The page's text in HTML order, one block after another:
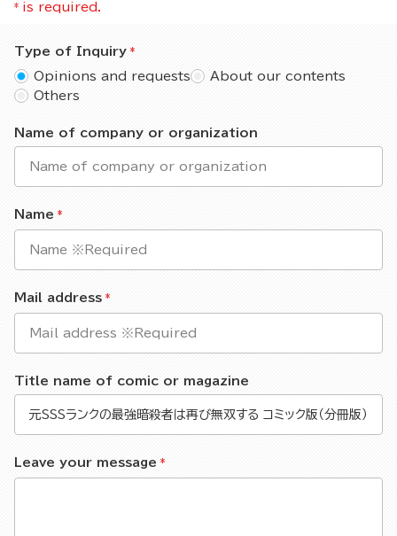
* is required.
Type of Inquiry
Opinions and requests
About our contents
Others
Name of company or organization
Name
Mail address
Title name of comic or magazine
Leave your message